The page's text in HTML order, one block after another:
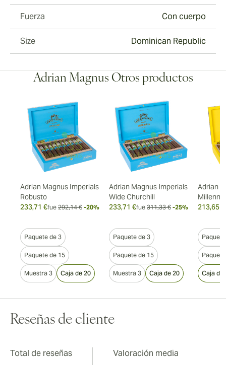
Fuerza Con cuerpo
Size Dominican Republic
Adrian Magnus Otros productos
Adrian Magnus Imperials
Robusto
233,71 €fue 292,14 € -20%
Paquete de 3
Paquete de 15
Muestra 3 Caja de 20
Adrian Magnus Imperials
Wide Churchill
233,71 €fue 311,33 € -25%
Paquete de 3
Paquete de 15
Muestra 3 Caja de 20
Adrian
213,65 €
Caja de
Reseñas de cliente
Total de reseñas Valoración media